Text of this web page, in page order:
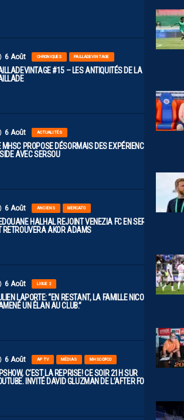
6 Août CHRONIQUES PAILLADEVINTAGE
#15 – LES ANTIQUITÉS DE LA
6 Août ACTUALITÉS
MHSC PROPOSE DÉSORMAIS DES EXPÉRIENCES
AVEC SERSOU
6 Août ANCIENS MERCATO
HALHAL REJOINT VENEZIA FC EN SERIE A
RETROUVERA AKOR ADAMS
6 Août LIGUE 2
LAPORTE: “EN RESTANT, LA FAMILLE NICOLLIN A
UN ÉLAN AU CLUB.”
6 Août AP TV MÉDIAS MHSC-DFCO
C’EST LA REPRISE! CE SOIR 21H SUR
INVITÉ DAVID GLUZMAN DE L’AFTER FOOT.